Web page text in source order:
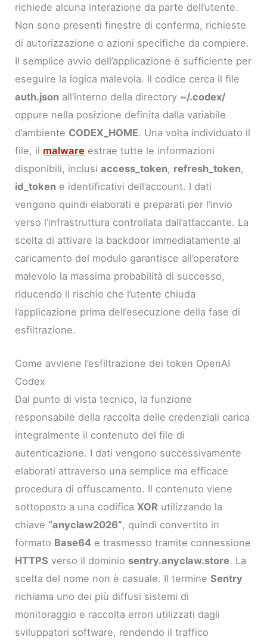
richiede alcuna interazione da parte dell’utente.
Non sono presenti finestre di conferma, richieste
di autorizzazione o azioni specifiche da compiere.
Il semplice avvio dell’applicazione è sufficiente per
eseguire la logica malevola. Il codice cerca il file
auth.json all’interno della directory ~/.codex/
oppure nella posizione definita dalla variabile
d’ambiente CODEX_HOME. Una volta individuato il
file, il malware estrae tutte le informazioni
disponibili, inclusiaccess_token, refresh_token,
id_token e identificativi dell’account. I dati
vengono quindi elaborati e preparati per l’invio
verso l’infrastruttura controllata dall’attaccante. La
scelta di attivare la backdoor immediatamente al
caricamento del modulo garantisce all’operatore
malevolo la massima probabilità di successo,
riducendo il rischio che l’utente chiuda
l’applicazione prima dell’esecuzione della fase di
esfiltrazione.
Come avviene l’esfiltrazione dei token OpenAI
Codex
Dal punto di vista tecnico, la funzione
responsabile della raccolta delle credenziali carica
integralmente il contenuto del file di
autenticazione. I dati vengono successivamente
elaborati attraverso una semplice ma efficace
procedura di offuscamento. Il contenuto viene
sottoposto a una codifica XOR utilizzando la
chiave “anyclaw2026”, quindi convertito in
formato Base64 e trasmesso tramite connessione
HTTPS verso il dominio sentry.anyclaw.store. La
scelta del nome non è casuale. Il termineSentry
richiama uno dei più diffusi sistemi di
monitoraggio e raccolta errori utilizzati dagli
sviluppatori software, rendendo il traffico